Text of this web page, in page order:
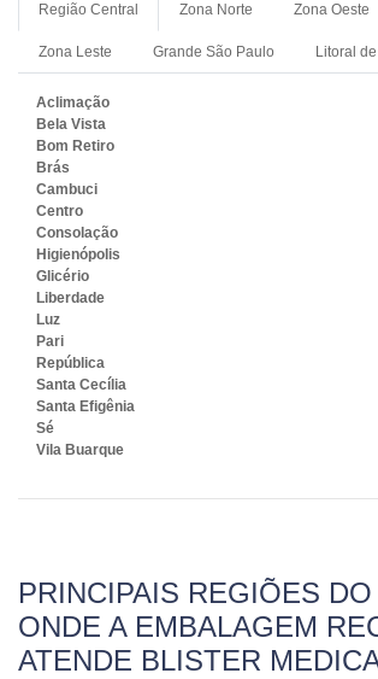
Região Central Zona Norte Zona Oeste
Zona Leste Grande São Paulo Litoral
Aclimação
Bela Vista
Bom Retiro
Brás
Cambuci
Centro
Consolação
Higienópolis
Glicério
Liberdade
Luz
Pari
República
Santa Cecília
Santa Efigênia
Sé
Vila Buarque
PRINCIPAIS REGIÕES
ONDE A EMBALAGEM
ATENDE BLISTER